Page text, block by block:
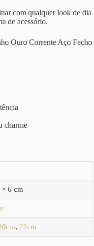
com qualquer look de dia
de acessório.
Ouro Corrente Aço Fecho
charme
× 6 cm
, 22cm